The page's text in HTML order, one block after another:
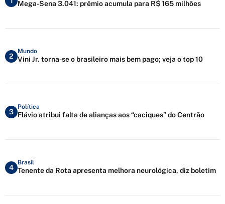
Mega-Sena 3.041: prêmio acumula para R$ 165 milhões
2
Mundo
Vini Jr. torna-se o brasileiro mais bem pago; veja o top 10
3
Política
Flávio atribui falta de alianças aos “caciques” do Centrão
4
Brasil
Tenente da Rota apresenta melhora neurológica, diz boletim